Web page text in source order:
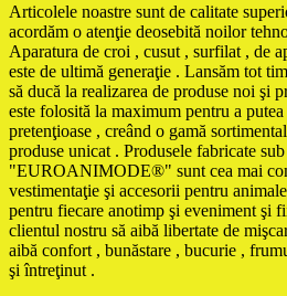
Articolele noastre sunt de calitate
acordăm o atenţie deosebită noilor
Aparatura de croi , cusut , surfilat , de
este de ultimă generaţie . Lansăm tot
să ducă la realizarea de produse noi şi
este folosită la maximum pentru a
pretenţioase , creând o gamă
produse unicat . Produsele fabricate
"EUROANIMODE®" sunt cea mai
vestimentaţie şi accesorii pentru
pentru fiecare anotimp şi eveniment şi
clientul nostru să aibă libertate de
aibă confort , bunăstare , bucurie ,
şi întreţinut .